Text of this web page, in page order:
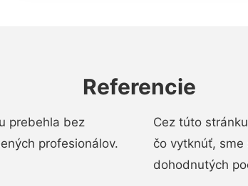
Referencie
prebehla bez
profesionálov.
Cez túto
čo vytknúť, sme
dohodnutých